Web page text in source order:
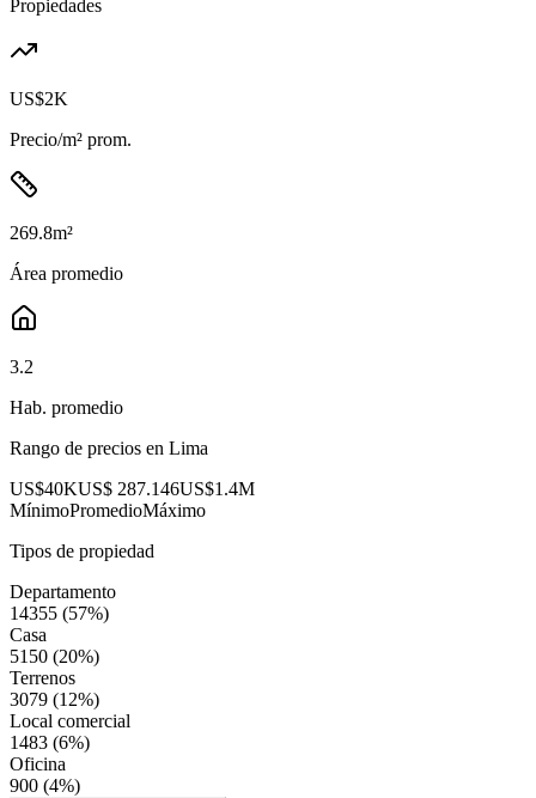
Propiedades
US$2K
Precio/m² prom.
269.8m²
Área promedio
3.2
Hab. promedio
Rango de precios en Lima
US$40KUS$ 287.146US$1.4M
MínimoPromedioMáximo
Tipos de propiedad
Departamento
14355 (57%)
Casa
5150 (20%)
Terrenos
3079 (12%)
Local comercial
1483 (6%)
Oficina
900 (4%)